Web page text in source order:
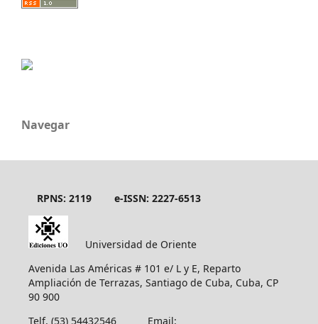
Navegar
RPNS: 2119 e-ISSN: 2227-6513
Universidad de Oriente
Avenida Las Américas # 101 e/ L y E, Reparto
Ampliación de Terrazas, Santiago de Cuba, Cuba, CP
90 900
Telf. (53) 54432546 Email: